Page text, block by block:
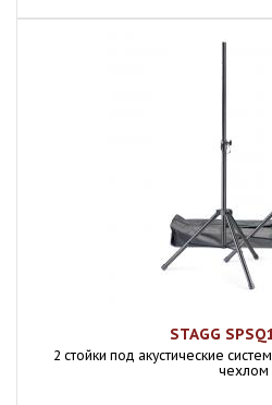
STAGG
2 стойки под акустические
чехлом